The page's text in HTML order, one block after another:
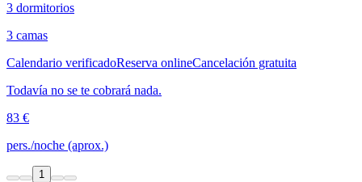
3 dormitorios
3 camas
Calendario verificadoReserva onlineCancelación gratuita
Todavía no se te cobrará nada.
83 €
pers./noche (aprox.)
1